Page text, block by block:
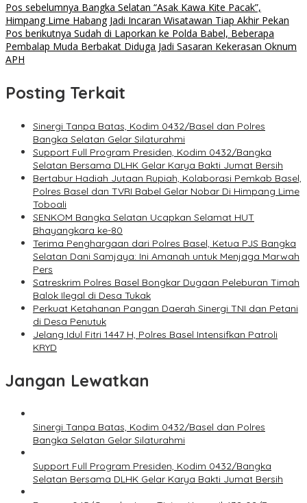
Pos sebelumnya Bangka Selatan “Asak Kawa Kite Pacak”,
Himpang Lime Habang Jadi Incaran Wisatawan Tiap Akhir Pekan
Pos berikutnya Sudah di Laporkan ke Polda Babel, Beberapa
Pembalap Muda Berbakat Diduga Jadi Sasaran Kekerasan Oknum
APH
Posting Terkait
‎Sinergi Tanpa Batas, Kodim 0432/Basel dan Polres
Bangka Selatan Gelar Silaturahmi
Support Full Program Presiden, Kodim 0432/Bangka
Selatan Bersama DLHK Gelar Karya Bakti Jumat Bersih
Bertabur Hadiah Jutaan Rupiah, Kolaborasi Pemkab Basel,
Polres Basel dan TVRI Babel Gelar Nobar Di Himpang Lime
Toboali
SENKOM Bangka Selatan Ucapkan Selamat HUT
Bhayangkara ke-80
Terima Penghargaan dari Polres Basel, Ketua PJS Bangka
Selatan Dani Samjaya: Ini Amanah untuk Menjaga Marwah
Pers
Satreskrim Polres Basel Bongkar Dugaan Peleburan Timah
Balok Ilegal di Desa Tukak
Perkuat Ketahanan Pangan Daerah Sinergi TNI dan Petani
di Desa Penutuk
Jelang Idul Fitri 1447 H, Polres Basel Intensifkan Patroli
KRYD
Jangan Lewatkan
‎Sinergi Tanpa Batas, Kodim 0432/Basel dan Polres
Bangka Selatan Gelar Silaturahmi
Support Full Program Presiden, Kodim 0432/Bangka
Selatan Bersama DLHK Gelar Karya Bakti Jumat Bersih